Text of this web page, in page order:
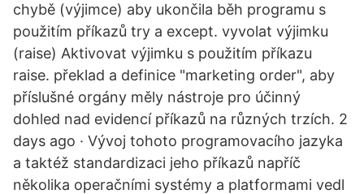
chybě (výjimce) aby ukončila běh programu s
použitím příkazů try a except. vyvolat výjimku
(raise) Aktivovat výjimku s použitím příkazu
raise. překlad a definice "marketing order", aby
příslušné orgány měly nástroje pro účinný
dohled nad evidencí příkazů na různých trzích. 2
days ago · Vývoj tohoto programovacího jazyka
a taktéž standardizaci jeho příkazů napříč
několika operačními systémy a platformami vedl